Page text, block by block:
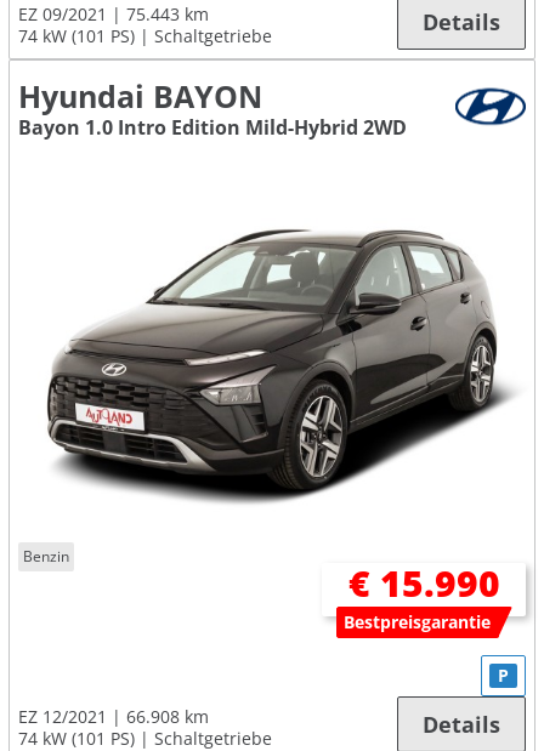
EZ 09/2021
75.443 km
74 kW (101 PS)
Schaltgetriebe Details
Hyundai BAYON
Bayon 1.0 Intro Edition Mild-Hybrid 2WD
Benzin
€ 15.990
Bestpreisgarantie
EZ 12/2021
66.908 km
74 kW (101 PS)
Schaltgetriebe
P
Details